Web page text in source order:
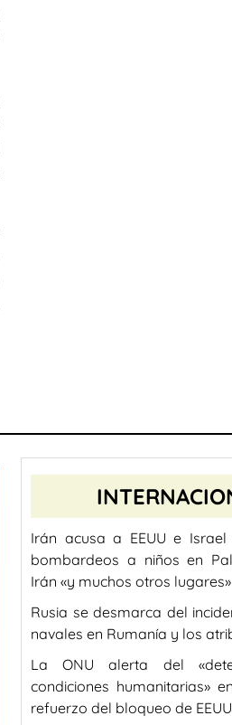
Irán acusa a EEUU e
bombardeos a niños en
Irán «y muchos otros lugares»
Rusia se desmarca del
navales en Rumanía y los
La ONU alerta del
condiciones humanitarias»
refuerzo del bloqueo de EEUU